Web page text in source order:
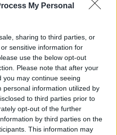
My Personal
sharing to third parties, or
sensitive information for
use the below opt-out
Please note that after your
may continue seeing
personal information utilized by
to third parties prior to
opt-out of the further
by third parties on the
This information may
Judit Galéria
Zsófia
Kft.
Falk Miksa u. 30